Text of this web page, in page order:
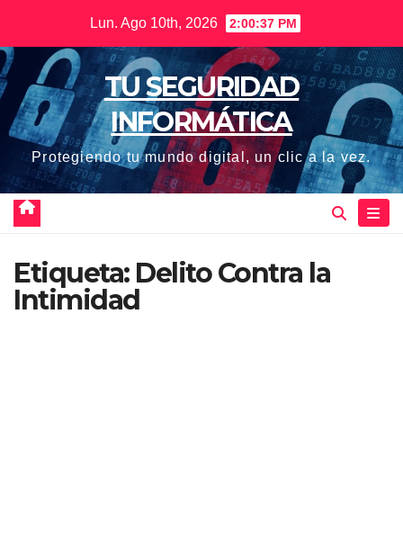
contenido
Lun. Ago 10th, 2026 2:00:38 PM
TU SEGURIDAD
INFORMÁTICA
Protegiendo tu mundo digital, un clic a la vez.
Etiqueta: Delito Contra la
Intimidad